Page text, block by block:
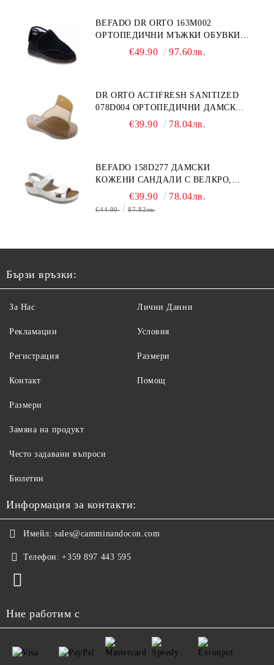
BEFADO DR ORTO 163M002
ОРТОПЕДИЧНИ МЪЖКИ ОБУВКИ
ЗА ГИПСИРАН ИЛИ СВРЪХ
€49.90 97.60лв.
DR ORTO ACTIFRESH SANITIZED
078D004 ОРТОПЕДИЧНИ ДАМСКИ
ЧЕХЛИ ЗА МНОГО ОТЕКЪЛ КРАК,
€39.90 78.04лв.
BEFADO 158D277 ДАМСКИ
КОЖЕНИ САНДАЛИ С ВЕЛКРО,
€39.90 78.04лв.
€44.90 87.82лв.
Бързи връзки:
За Нас
Рекламации
Регистрация
Контакт
Лични Данни
Условия
Размери
Помощ
Размери
Замяна на продукт
Често задавани въпроси
Бюлетин
Информация за контакти:
Имейл: sales@camminandocon.com
Телефон: +359 897 443 595
Ние работим с